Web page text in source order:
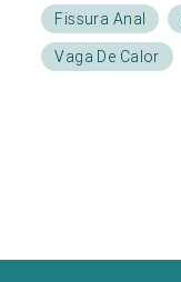
Fissura Anal
Vaga De Calor